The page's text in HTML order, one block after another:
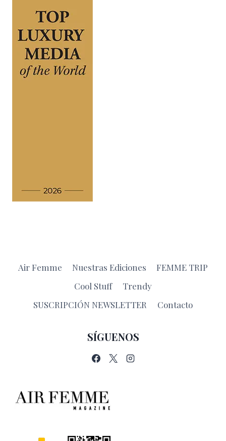
Air Femme Nuestras Ediciones
FEMME TRIP
Cool Stuff
Trendy
SUSCRIPCIÓN NEWSLETTER
Contacto
SÍGUENOS